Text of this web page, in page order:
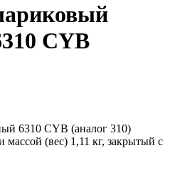
CYB
6310 CYB (аналог 310)
(вес) 1,11 кг, закрытый с